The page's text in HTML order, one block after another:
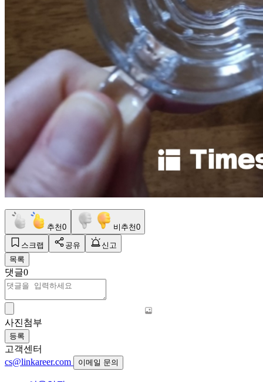
추천0 비추천0
스크랩 공유
신고
목록
댓글0
사진첨부
등록
고객센터
cs@linkareer.com
이메일 문의